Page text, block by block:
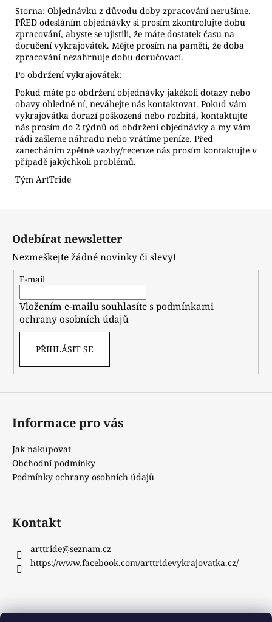
Storna: Objednávku z důvodu doby zpracování nerušíme.
PŘED odesláním objednávky si prosím zkontrolujte dobu
zpracování, abyste se ujistili, že máte dostatek času na
doručení vykrajovátek. Mějte prosím na paměti, že doba
zpracování nezahrnuje dobu doručovací.
Po obdržení vykrajovátek:
Pokud máte po obdržení objednávky jakékoli dotazy nebo
obavy ohledně ní, neváhejte nás kontaktovat. Pokud vám
vykrajovátka dorazí poškozená nebo rozbitá, kontaktujte
nás prosím do 2 týdnů od obdržení objednávky a my vám
rádi zašleme náhradu nebo vrátíme peníze. Před
zanecháním zpětné vazby/recenze nás prosím kontaktujte v
případě jakýchkoli problémů.
Tým ArtTride
Odebírat newsletter
Nezmeškejte žádné novinky či slevy!
E-mail
Vložením e-mailu souhlasíte spodmínkami
ochrany osobních údajů
PŘIHLÁSIT SE
Informace pro vás
Jak nakupovat
Obchodní podmínky
Podmínky ochrany osobních údajů
Kontakt
arttride@seznam.cz
https://www.facebook.com/arttridevykrajovatka.cz/